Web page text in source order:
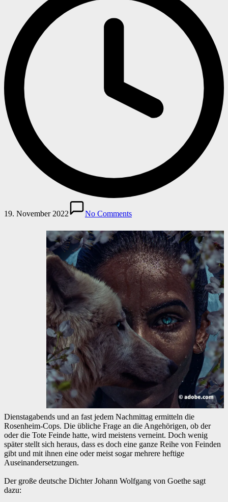
19. November 2022 No Comments
Dienstagabends und an fast jedem Nachmittag ermitteln die
Rosenheim-Cops. Die übliche Frage an die Angehörigen, ob der
oder die Tote Feinde hatte, wird meistens verneint. Doch wenig
später stellt sich heraus, dass es doch eine ganze Reihe von Feinden
gibt und mit ihnen eine oder meist sogar mehrere heftige
Auseinandersetzungen.
Der große deutsche Dichter Johann Wolfgang von Goethe sagt
dazu: